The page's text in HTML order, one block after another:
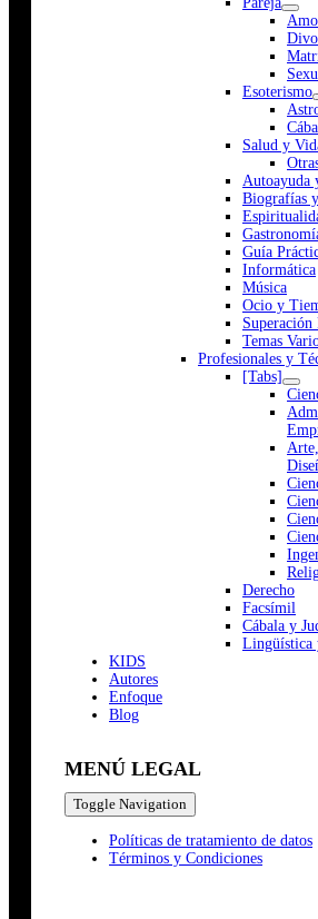
Esoterismo
Salud y
Autoayuda
Biografías
Guía
Informática
Música
Ocio y
Superación
Temas
Profesionales y
[Tabs]
Derecho
Facsímil
Cábala y
Lingüística
KIDS
Autores
Enfoque
Blog
MENÚ LEGAL
Toggle Navigation
Políticas de tratamiento de datos
Términos y Condiciones